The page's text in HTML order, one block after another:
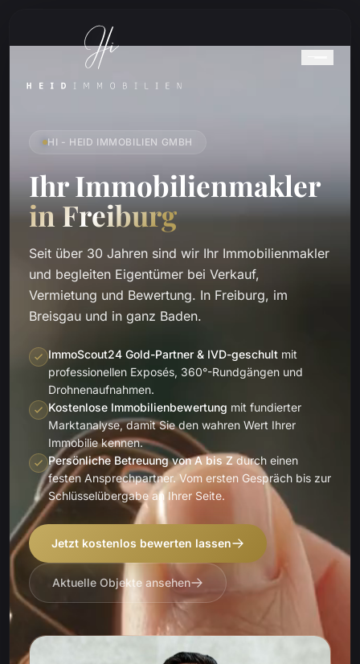
HI - HEID IMMOBILIEN GMBH
Ihr Immobilienmakler
in Freiburg
Seit über 30 Jahren sind wir Ihr Immobilienmakler
und begleiten Eigentümer bei Verkauf,
Vermietung und Bewertung. In Freiburg, im
Breisgau und in ganz Baden.
ImmoScout24 Gold-Partner & IVD-geschult mit
professionellen Exposés, 360°-Rundgängen und
Drohnenaufnahmen.
Kostenlose Immobilienbewertung mit fundierter
Marktanalyse, damit Sie den wahren Wert Ihrer
Immobilie kennen.
Persönliche Betreuung von A bis Z durch einen
festen Ansprechpartner. Vom ersten Gespräch bis zur
Schlüsselübergabe an Ihrer Seite.
Jetzt kostenlos bewerten lassen
Aktuelle Objekte ansehen